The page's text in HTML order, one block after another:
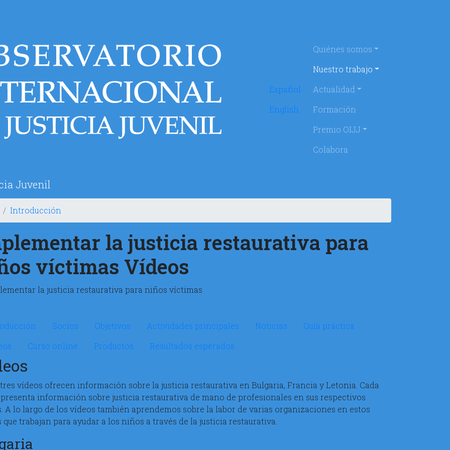
Juvenil
Español
English
Navegación
Quiénes somos
Nuestro trabajo
Actualidad
Formación
Premio OIJJ
Colabora
Introducción
la justicia restaurativa para
víctimas Vídeos
Implementingrj
Socios Objetivos Actividades principales Noticias
Guía práctica
Curso online Productos Resultados esperados
vídeos ofrecen información sobre la justicia restaurativa en Bulgaria, Francia y Letonia. Cada
información sobre justicia restaurativa de mano de profesionales en sus respectivos
A lo largo de los vídeos también aprendemos sobre la labor de varias organizaciones en estos
que trabajan para ayudar a los niños a través de la justicia restaurativa.